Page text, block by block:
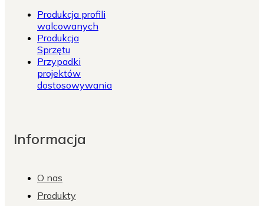
Produkcja profili
walcowanych
Produkcja
Sprzętu
Przypadki
projektów
dostosowywania
Informacja
O nas
Produkty